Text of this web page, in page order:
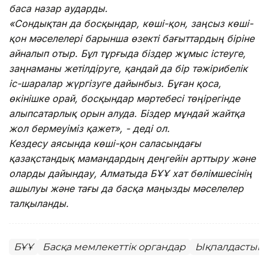
баса назар аударды.
«Сондықтан да босқындар, көші-қон, заңсыз көші-
қон мәселелері барынша өзекті бағыттардың біріне
айналып отыр. Бұл тұрғыда біздер жұмыс істеуге,
заңнаманы жетілдіруге, қандай да бір тәжірибелік
іс-шаралар жүргізуге дайынбыз. Бұған қоса,
өкінішке орай, босқындар мәртебесі төңірегінде
алыпсатарлық орын алуда. Біздер мұндай жайтқа
жол бермеуіміз қажет», - деді ол.
Кездесу аясында көші-қон саласындағы
қазақстандық мамандардың деңгейін арттыру және
оларды дайындау, Алматыда БҰҰ хат бөлімшесінің
ашылуы және тағы да басқа маңызды мәселелер
талқыланды.
БҰҰ Басқа мемлекеттік органдар Ықпалдастық